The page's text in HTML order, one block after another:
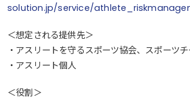
solution.jp/service/
＜想定される提供先＞
・アスリートを守るスポーツ協会、スポーツ
・アスリート個人
＜役割＞